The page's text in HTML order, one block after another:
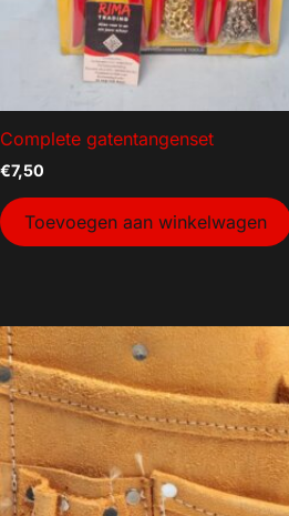
Complete gatentangenset
€7,50
Toevoegen aan winkelwagen